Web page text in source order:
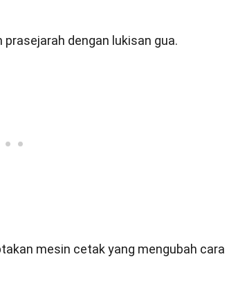
dengan lukisan gua.
mesin cetak yang mengubah cara